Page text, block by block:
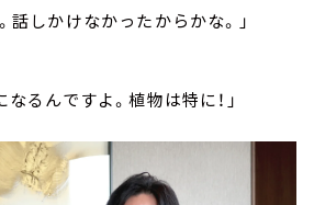
話しかけなかったからかな。」
るんですよ。植物は特に！」